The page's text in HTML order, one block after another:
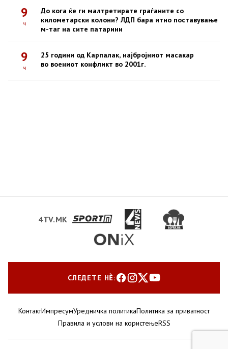
9
ч
До кога ќе ги малтретирате граѓаните со
километарски колони? ЛДП бара итно поставување
м-таг на сите патарини
9
ч
25 години од Карпалак, најбројниот масакар
во воениот конфликт во 2001г.
4TV.MK
СЛЕДЕТЕ НЀ:
КонтактИмпресумУредничка политикаПолитика за приватност
Правила и услови на користењеRSS